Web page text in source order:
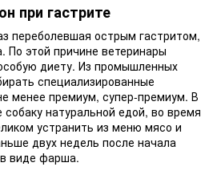
при гастрите
переболевшая острым гастритом,
По этой причине ветеринары
диету. Из промышленных
специализированные
менее премиум, супер-премиум. В
натуральной едой, во время
устранить из меню мясо и
двух недель после начала
виде фарша.